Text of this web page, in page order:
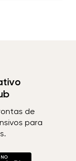
de
para